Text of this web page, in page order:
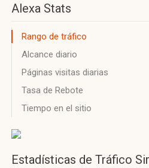
Alexa Stats
Rango de tráfico
Alcance diario
Páginas visitas diarias
Tasa de Rebote
Tiempo en el sitio
Estadísticas de Tráfico